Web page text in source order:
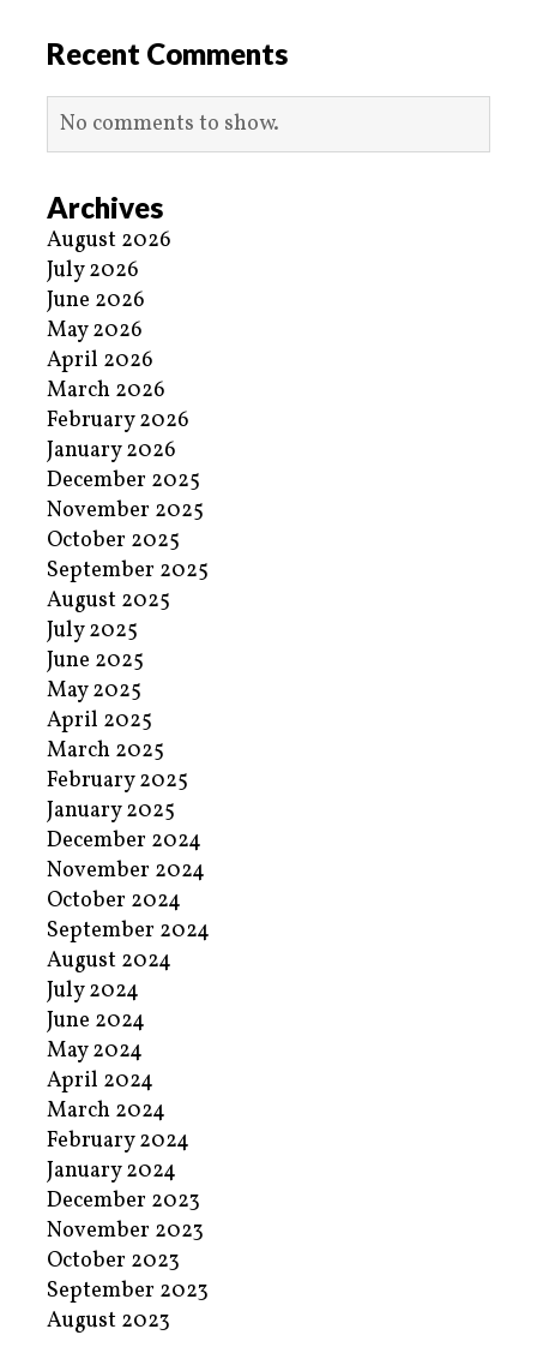
Recent Comments
No comments to show.
Archives
August 2026
July 2026
June 2026
May 2026
April 2026
March 2026
February 2026
January 2026
December 2025
November 2025
October 2025
September 2025
August 2025
July 2025
June 2025
May 2025
April 2025
March 2025
February 2025
January 2025
December 2024
November 2024
October 2024
September 2024
August 2024
July 2024
June 2024
May 2024
April 2024
March 2024
February 2024
January 2024
December 2023
November 2023
October 2023
September 2023
August 2023